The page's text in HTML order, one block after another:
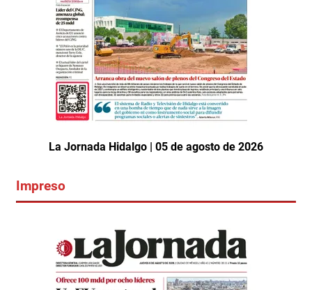
La Jornada Hidalgo | 05 de agosto de 2026
Impreso